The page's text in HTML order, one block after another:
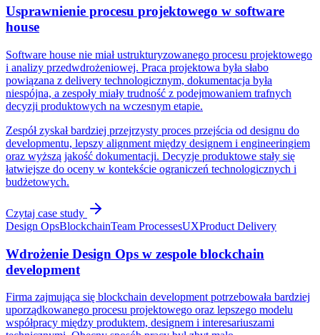
Usprawnienie procesu projektowego w software
house
Software house nie miał ustrukturyzowanego procesu projektowego
i analizy przedwdrożeniowej. Praca projektowa była słabo
powiązana z delivery technologicznym, dokumentacja była
niespójna, a zespoły miały trudność z podejmowaniem trafnych
decyzji produktowych na wczesnym etapie.
Zespół zyskał bardziej przejrzysty proces przejścia od designu do
developmentu, lepszy alignment między designem i engineeringiem
oraz wyższą jakość dokumentacji. Decyzje produktowe stały się
łatwiejsze do oceny w kontekście ograniczeń technologicznych i
budżetowych.
Czytaj case study
Design OpsBlockchainTeam ProcessesUXProduct Delivery
Wdrożenie Design Ops w zespole blockchain
development
Firma zajmująca się blockchain development potrzebowała bardziej
uporządkowanego procesu projektowego oraz lepszego modelu
współpracy między produktem, designem i interesariuszami